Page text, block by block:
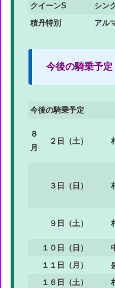
クイーンS
シン
積丹特別
アル
今後の騎乗予定
今後の騎乗予定
８
月
２日（土）
３日（日）
９日（土）
１０日（日）
１１日（月）
１６日（土）